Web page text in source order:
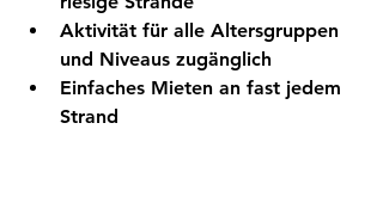
Aktivität für alle Altersgruppen
und Niveaus zugänglich
Einfaches Mieten an fast jedem
Strand